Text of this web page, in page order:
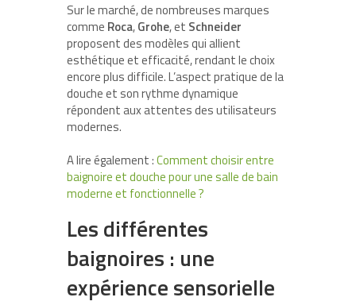
Sur le marché, de nombreuses marques
comme Roca,Grohe, et Schneider
proposent des modèles qui allient
esthétique et efficacité, rendant le choix
encore plus difficile. L’aspect pratique de la
douche et son rythme dynamique
répondent aux attentes des utilisateurs
modernes.
A lire également :Comment choisir entre
baignoire et douche pour une salle de bain
moderne et fonctionnelle ?
Les différentes
baignoires : une
expérience sensorielle